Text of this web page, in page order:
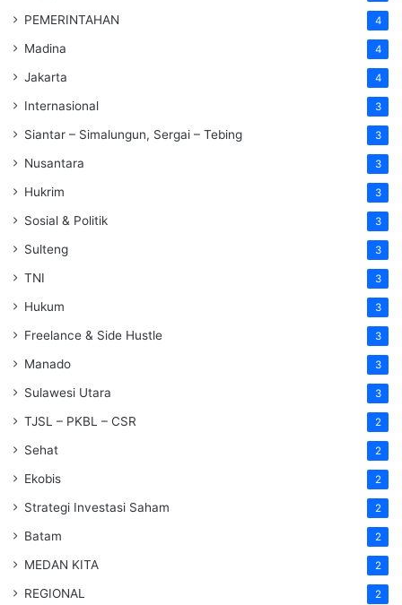
PEMERINTAHAN 4
Madina 4
Jakarta 4
Internasional 3
Siantar – Simalungun, Sergai – Tebing 3
Nusantara 3
Hukrim 3
Sosial & Politik 3
Sulteng 3
TNI 3
Hukum 3
Freelance & Side Hustle 3
Manado 3
Sulawesi Utara 3
TJSL – PKBL – CSR 2
Sehat 2
Ekobis 2
Strategi Investasi Saham 2
Batam 2
MEDAN KITA 2
REGIONAL 2